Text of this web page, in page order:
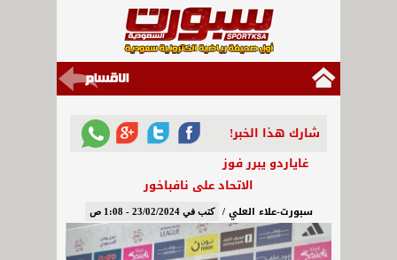
شارك هذا الخبر!
غاياردو يبرر فوز
الاتحاد على نافباخور
سبورت-علاء العلي / كتب في 23/02/2024 - 1:08 ص